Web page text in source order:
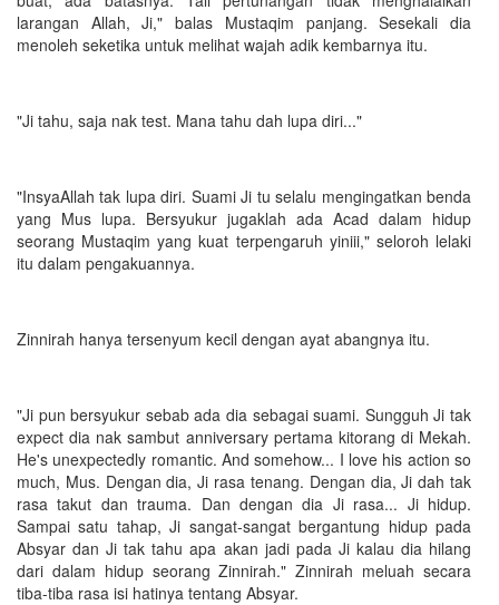
larangan Allah, Ji," balas Mustaqim panjang. Sesekali dia
menoleh seketika untuk melihat wajah adik kembarnya itu.
"Ji tahu, saja nak test. Mana tahu dah lupa diri..."
"InsyaAllah tak lupa diri. Suami Ji tu selalu mengingatkan benda
yang Mus lupa. Bersyukur jugaklah ada Acad dalam hidup
seorang Mustaqim yang kuat terpengaruh yiniii," seloroh lelaki
itu dalam pengakuannya.
Zinnirah hanya tersenyum kecil dengan ayat abangnya itu.
"Ji pun bersyukur sebab ada dia sebagai suami. Sungguh Ji tak
expect dia nak sambut anniversary pertama kitorang di Mekah.
He's unexpectedly romantic. And somehow... I love his action so
much, Mus. Dengan dia, Ji rasa tenang. Dengan dia, Ji dah tak
rasa takut dan trauma. Dan dengan dia Ji rasa... Ji hidup.
Sampai satu tahap, Ji sangat-sangat bergantung hidup pada
Absyar dan Ji tak tahu apa akan jadi pada Ji kalau dia hilang
dari dalam hidup seorang Zinnirah." Zinnirah meluah secara
tiba-tiba rasa isi hatinya tentang Absyar.